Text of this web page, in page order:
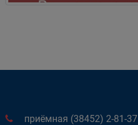
приёмная (38452) 2-81-37